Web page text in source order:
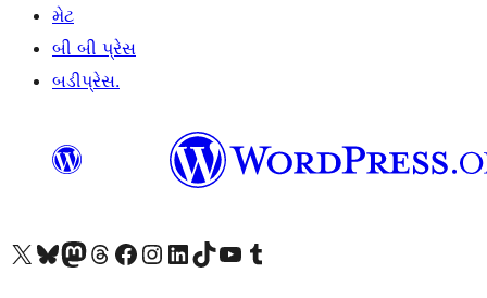
મેટ
બી બી પ્રેસ
બડીપ્રેસ.
અમારા X (અગાઉ ટ્વિટર) એકાઉન્ટની મુલાકાત લોઅમારા Bluesky એકાઉન્ટની મુલાકાત લોઅમારા માસ્ટોડોન એકાઉન્ટની મુલાકાત લોઅમારા Threads એકાઉન્ટની મુલાકાત લો અમારા ફેસબુક પેજની મુલાકાત લોઅમારા ઇન્સ્ટાગ્રામ એકાઉન્ટની મુલાકાત લો અમારા LinkedIn એકાઉન્ટની મુલાકાત લોઅમારા TikTok એકાઉન્ટની મુલાકાત લોઅમારી YouTube ચેનલની મુલાકાત લો અમારા Tumblr એકાઉન્ટની મુલાકાત લો